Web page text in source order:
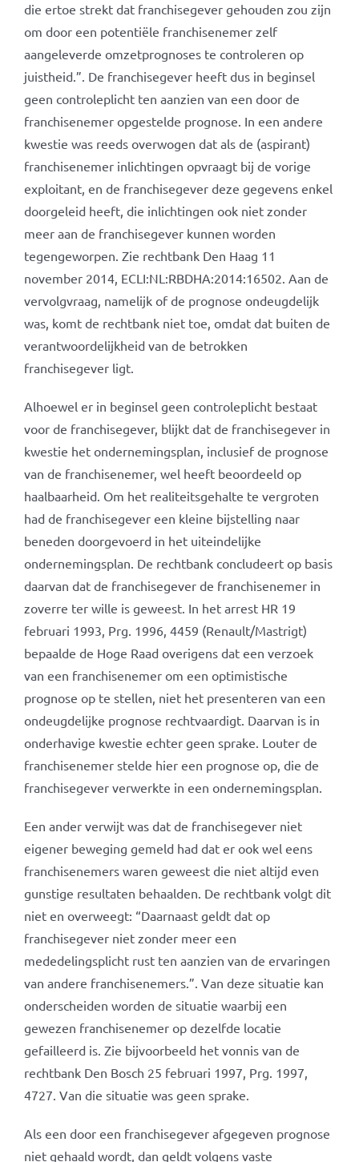
die ertoe strekt dat franchisegever gehouden zou zijn
om door een potentiële franchisenemer zelf
aangeleverde omzetprognoses te controleren op
juistheid.”. De franchisegever heeft dus in beginsel
geen controleplicht ten aanzien van een door de
franchisenemer opgestelde prognose. In een andere
kwestie was reeds overwogen dat als de (aspirant)
franchisenemer inlichtingen opvraagt bij de vorige
exploitant, en de franchisegever deze gegevens enkel
doorgeleid heeft, die inlichtingen ook niet zonder
meer aan de franchisegever kunnen worden
tegengeworpen. Zie rechtbank Den Haag 11
november 2014, ECLI:NL:RBDHA:2014:16502. Aan de
vervolgvraag, namelijk of de prognose ondeugdelijk
was, komt de rechtbank niet toe, omdat dat buiten de
verantwoordelijkheid van de betrokken
franchisegever ligt.
Alhoewel er in beginsel geen controleplicht bestaat
voor de franchisegever, blijkt dat de franchisegever in
kwestie het ondernemingsplan, inclusief de prognose
van de franchisenemer, wel heeft beoordeeld op
haalbaarheid. Om het realiteitsgehalte te vergroten
had de franchisegever een kleine bijstelling naar
beneden doorgevoerd in het uiteindelijke
ondernemingsplan. De rechtbank concludeert op basis
daarvan dat de franchisegever de franchisenemer in
zoverre ter wille is geweest. In het arrest HR 19
februari 1993, Prg. 1996, 4459 (Renault/Mastrigt)
bepaalde de Hoge Raad overigens dat een verzoek
van een franchisenemer om een optimistische
prognose op te stellen, niet het presenteren van een
ondeugdelijke prognose rechtvaardigt. Daarvan is in
onderhavige kwestie echter geen sprake. Louter de
franchisenemer stelde hier een prognose op, die de
franchisegever verwerkte in een ondernemingsplan.
Een ander verwijt was dat de franchisegever niet
eigener beweging gemeld had dat er ook wel eens
franchisenemers waren geweest die niet altijd even
gunstige resultaten behaalden. De rechtbank volgt dit
niet en overweegt: “Daarnaast geldt dat op
franchisegever niet zonder meer een
mededelingsplicht rust ten aanzien van de ervaringen
van andere franchisenemers.”. Van deze situatie kan
onderscheiden worden de situatie waarbij een
gewezen franchisenemer op dezelfde locatie
gefailleerd is. Zie bijvoorbeeld het vonnis van de
rechtbank Den Bosch 25 februari 1997, Prg. 1997,
4727. Van die situatie was geen sprake.
Als een door een franchisegever afgegeven prognose
niet gehaald wordt, dan geldt volgens vaste